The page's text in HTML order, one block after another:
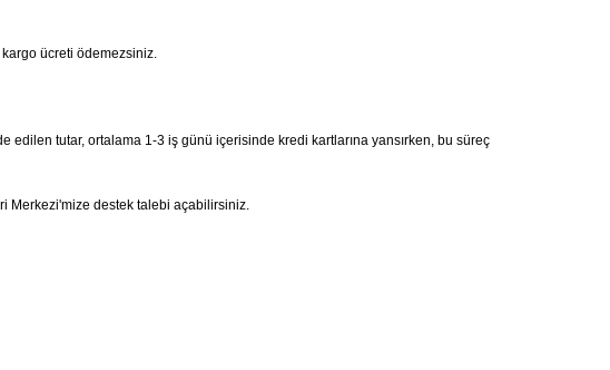
ücreti ödemezsiniz.
tutar, ortalama 1-3 iş günü içerisinde kredi kartlarına yansırken, bu süreç
Merkezi'mize destek talebi açabilirsiniz.